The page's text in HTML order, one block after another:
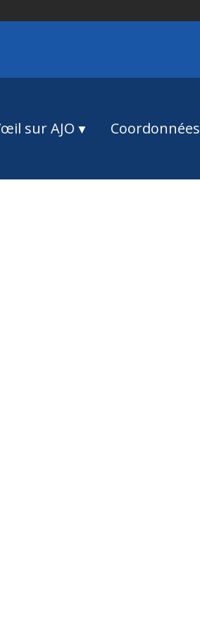
sur AJO Coordonnées